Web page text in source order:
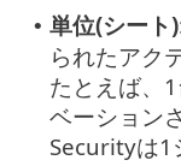
• 単位(シート)
られたアク
たとえば、
ベーション
Securityは1